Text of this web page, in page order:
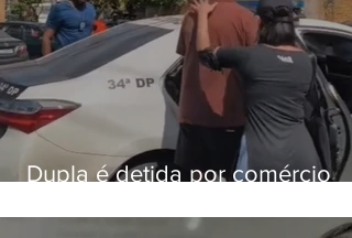
Dupla é detida por comércio
Bangu